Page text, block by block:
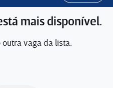
mais disponível.
outra vaga da lista.